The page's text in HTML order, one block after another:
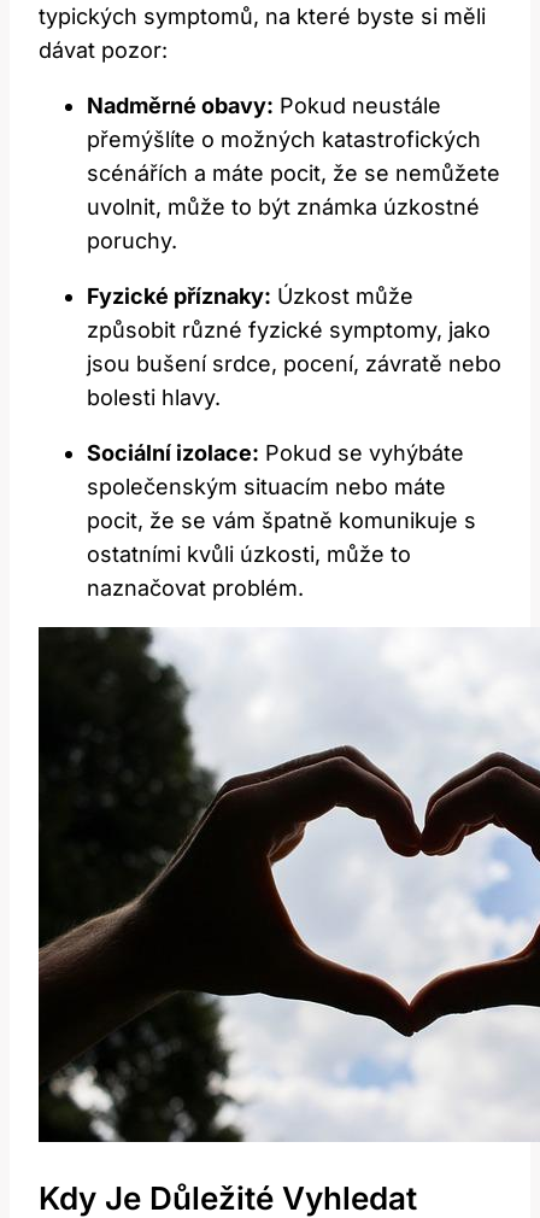
typických symptomů, na které byste si měli
dávat pozor:
Nadměrné obavy: Pokud neustále
přemýšlíte o možných katastrofických
scénářích a máte pocit, že se nemůžete
uvolnit, může to být známka úzkostné
poruchy.
Fyzické příznaky: Úzkost může
způsobit různé fyzické symptomy, jako
jsou bušení srdce, pocení, závratě nebo
bolesti hlavy.
Sociální izolace: Pokud se vyhýbáte
společenským situacím nebo máte
pocit, že se vám špatně komunikuje s
ostatními kvůli úzkosti, může to
naznačovat problém.
Kdy Je Důležité Vyhledat